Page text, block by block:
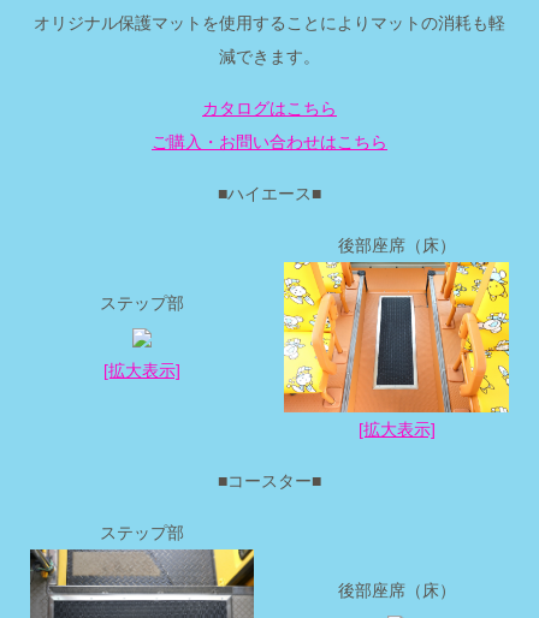
オリジナル保護マットを使用することによりマットの消耗も軽
減できます。
カタログはこちら
ご購入・お問い合わせはこちら
■ハイエース■
ステップ部
[拡大表示]
後部座席（床）
[拡大表示]
■コースター■
ステップ部
後部座席（床）